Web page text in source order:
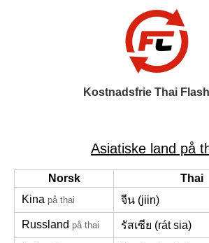
Kostnadsfrie Thai
Asiatiske land på
Norsk
Thai
Kina på thai จีน (jiin)
Russland på thai รัสเซีย (rát sia)